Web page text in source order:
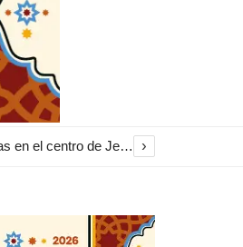
El Ayuntamiento inicia la restauración de las marquesinas de Plaza Esteve para volver a instalarlas en el centro de Jerez ›